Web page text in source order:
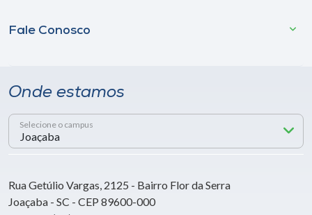
Fale Conosco
Onde estamos
Selecione o campus
Rua Getúlio Vargas, 2125 - Bairro Flor da Serra
Joaçaba - SC - CEP 89600-000